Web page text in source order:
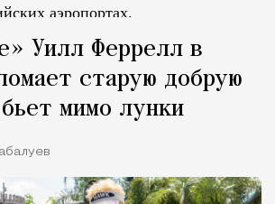
аэропортах.
Уилл Феррелл в
старую добрую
мимо лунки